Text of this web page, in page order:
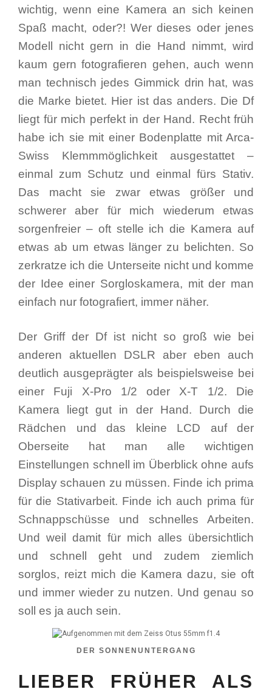
wichtig, wenn eine Kamera an sich keinen
Spaß macht, oder?! Wer dieses oder jenes
Modell nicht gern in die Hand nimmt, wird
kaum gern fotografieren gehen, auch wenn
man technisch jedes Gimmick drin hat, was
die Marke bietet. Hier ist das anders. Die Df
liegt für mich perfekt in der Hand. Recht früh
habe ich sie mit einer Bodenplatte mit Arca-
Swiss Klemmmöglichkeit ausgestattet –
einmal zum Schutz und einmal fürs Stativ.
Das macht sie zwar etwas größer und
schwerer aber für mich wiederum etwas
sorgenfreier – oft stelle ich die Kamera auf
etwas ab um etwas länger zu belichten. So
zerkratze ich die Unterseite nicht und komme
der Idee einer Sorgloskamera, mit der man
einfach nur fotografiert, immer näher.
Der Griff der Df ist nicht so groß wie bei
anderen aktuellen DSLR aber eben auch
deutlich ausgeprägter als beispielsweise bei
einer Fuji X-Pro 1/2 oder X-T 1/2. Die
Kamera liegt gut in der Hand. Durch die
Rädchen und das kleine LCD auf der
Oberseite hat man alle wichtigen
Einstellungen schnell im Überblick ohne aufs
Display schauen zu müssen. Finde ich prima
für die Stativarbeit. Finde ich auch prima für
Schnappschüsse und schnelles Arbeiten.
Und weil damit für mich alles übersichtlich
und schnell geht und zudem ziemlich
sorglos, reizt mich die Kamera dazu, sie oft
und immer wieder zu nutzen. Und genau so
soll es ja auch sein.
DER SONNENUNTERGANG
LIEBER FRÜHER ALS